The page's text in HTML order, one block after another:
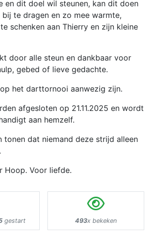
en dit doel wil steunen, kan dit doen
te dragen en zo mee warmte,
schenken aan Thierry en zijn kleine
door alle steun en dankbaar voor
gebed of lieve gedachte.
het darttornooi aanwezig zijn.
afgesloten op 21.11.2025 en wordt
aan hemzelf.
tonen dat niemand deze strijd alleen
Hoop. Voor liefde.
gestart 493x bekeken